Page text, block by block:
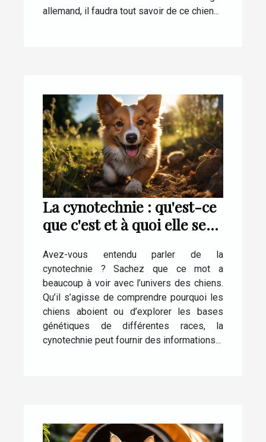
allemand, il faudra tout savoir de ce chien...
La cynotechnie : qu'est-ce
que c'est et à quoi elle sert
Avez-vous entendu parler de la
cynotechnie ? Sachez que ce mot a
beaucoup à voir avec l’univers des chiens.
Qu’il s’agisse de comprendre pourquoi les
chiens aboient ou d’explorer les bases
génétiques de différentes races, la
cynotechnie peut fournir des informations...